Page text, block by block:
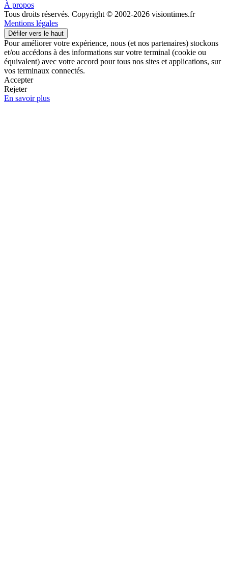
À propos
Tous droits réservés. Copyright © 2002-2026 visiontimes.fr
Mentions légales
Défiler vers le haut
Pour améliorer votre expérience, nous (et nos partenaires) stockons
et/ou accédons à des informations sur votre terminal (cookie ou
équivalent) avec votre accord pour tous nos sites et applications, sur
vos terminaux connectés.
Accepter
Rejeter
En savoir plus